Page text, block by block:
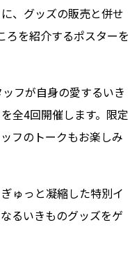
、グッズの販売と併せ
ろを紹介するポスターを
フが自身の愛するいき
全4回開催します。限定
フのトークもお楽しみ
ゅっと凝縮した特別イ
るいきものグッズをゲ